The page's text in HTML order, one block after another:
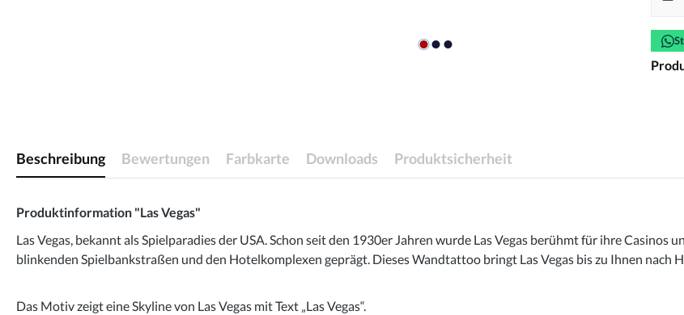
Beschreibung Bewertungen Farbkarte Downloads Produktsicherheit
Produktinformation "Las Vegas"
Las Vegas, bekannt als Spielparadies der USA. Schon seit den 1930er Jahren wurde Las Vegas berühmt für ihre
blinkenden Spielbankstraßen und den Hotelkomplexen geprägt. Dieses Wandtattoo bringt Las Vegas bis zu Ihnen nach
Das Motiv zeigt eine Skyline von Las Vegas mit Text „Las Vegas“.